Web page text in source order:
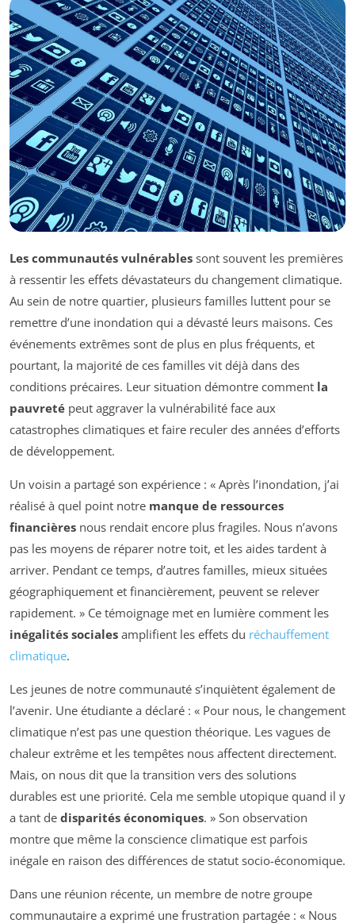
Les communautés vulnérables sont souvent les premières
à ressentir les effets dévastateurs du changement climatique.
Au sein de notre quartier, plusieurs familles luttent pour se
remettre d’une inondation qui a dévasté leurs maisons. Ces
événements extrêmes sont de plus en plus fréquents, et
pourtant, la majorité de ces familles vit déjà dans des
conditions précaires. Leur situation démontre comment la
pauvreté peut aggraver la vulnérabilité face aux
catastrophes climatiques et faire reculer des années d’efforts
de développement.
Un voisin a partagé son expérience : « Après l’inondation, j’ai
réalisé à quel point notre manque de ressources
financières nous rendait encore plus fragiles. Nous n’avons
pas les moyens de réparer notre toit, et les aides tardent à
arriver. Pendant ce temps, d’autres familles, mieux situées
géographiquement et financièrement, peuvent se relever
rapidement. » Ce témoignage met en lumière comment les
inégalités sociales amplifient les effets du réchauffement
climatique.
Les jeunes de notre communauté s’inquiètent également de
l’avenir. Une étudiante a déclaré : « Pour nous, le changement
climatique n’est pas une question théorique. Les vagues de
chaleur extrême et les tempêtes nous affectent directement.
Mais, on nous dit que la transition vers des solutions
durables est une priorité. Cela me semble utopique quand il y
a tant de disparités économiques. » Son observation
montre que même la conscience climatique est parfois
inégale en raison des différences de statut socio-économique.
Dans une réunion récente, un membre de notre groupe
communautaire a exprimé une frustration partagée : « Nous